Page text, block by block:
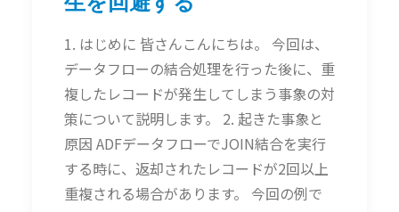
1. はじめに 皆さんこんにちは。 今回は、
データフローの結合処理を行った後に、重
複したレコードが発生してしまう事象の対
策について説明します。 2. 起きた事象と
原因 ADFデータフローでJOIN結合を実行
する時に、返却されたレコードが2回以上
重複される場合があります。 今回の例で